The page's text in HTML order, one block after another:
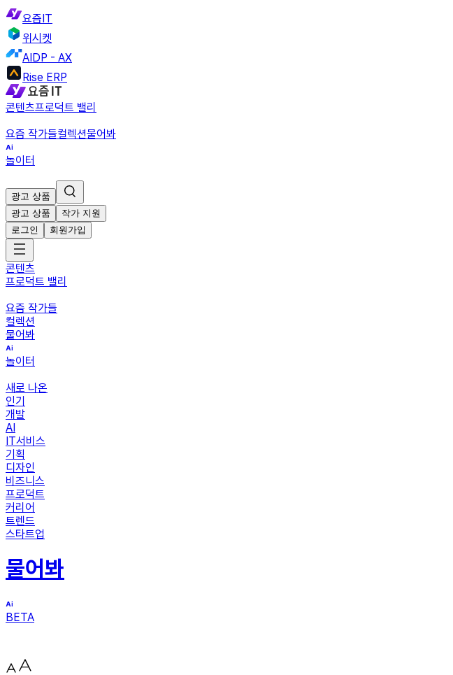
요즘IT
위시켓
AIDP - AX
Rise ERP
콘텐츠프로덕트 밸리
요즘 작가들컬렉션물어봐
놀이터
광고 상품
광고 상품
작가 지원
로그인
회원가입
콘텐츠
프로덕트 밸리
요즘 작가들
컬렉션
물어봐
놀이터
새로 나온
인기
개발
AI
IT서비스
기획
디자인
비즈니스
프로덕트
커리어
트렌드
스타트업
물어봐
BETA